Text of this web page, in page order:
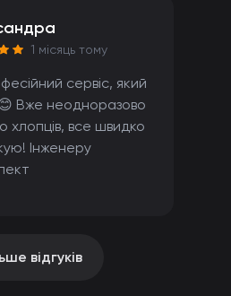
1 місяць тому
сервіс, який
Вже неодноразово
хлопців, все швидко
Інженеру
відгуків